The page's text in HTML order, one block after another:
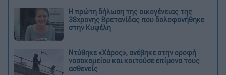
Η πρώτη δήλωση της οικογένειας της
38χρονης Βρετανίδας που δολοφονήθηκε
στην Κυψέλη
Ντύθηκε «Χάρος», ανέβηκε στην οροφή
νοσοκομείου και κοιτούσε επίμονα τους
ασθενείς